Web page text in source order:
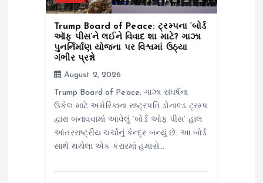
Trump Board of Peace: ટ્રમ્પના ‘બોર્ડ
ઑફ પીસ’ને લઈને વિવાદ શા માટે? ગાઝા
પુનર્નિર્માણ યોજના પર વિશ્વમાં ઉઠ્યા
ગંભીર પ્રશ્નો
August 2, 2026
Trump Board of Peace: ગાઝા સંઘર્ષના
ઉકેલ માટે અમેરિકાના રાષ્ટ્રપતિ ડોનાલ્ડ ટ્રમ્પ
દ્વારા બનાવવામાં આવેલું ‘બોર્ડ ઓફ પીસ’ હાલ
આંતરરાષ્ટ્રીય ચર્ચાનું કેન્દ્ર બન્યું છે. આ બોર્ડ
સાથે થયેલા એક કરારમાં હમાસે…